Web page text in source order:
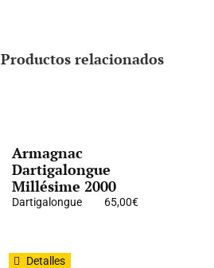
Productos relacionados
Armagnac
Dartigalongue
Millésime 2000
Dartigalongue 65,00€
Detalles